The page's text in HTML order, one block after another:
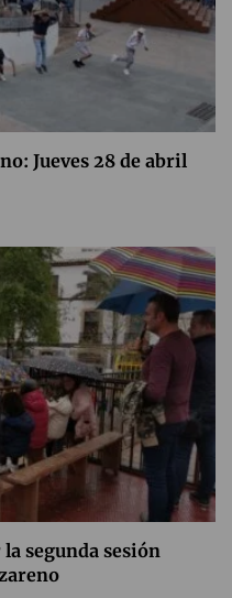
Jueves 28 de abril
segunda sesión